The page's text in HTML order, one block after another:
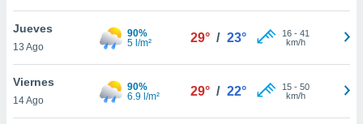
cookies
aceptar
Jueves
13 Ago
90%
5 l/m²
29° / 23° 16- 41
km/h
Viernes
14 Ago
90%
6.9 l/m²
29° / 22° 15- 50
km/h